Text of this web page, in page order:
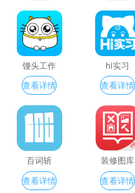
馒头工作
查看详情
hi实习
查看详情
百词斩
查看详情
装修图库
查看详情